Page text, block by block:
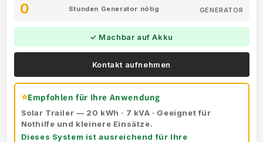
0 Stunden Generator nötig GENERATOR
✓ Machbar auf Akku
Kontakt aufnehmen
⭐Empfohlen für Ihre Anwendung
Solar Trailer — 20 kWh · 7 kVA · Geeignet für
Nothilfe und kleinere Einsätze.
Dieses System ist ausreichend für Ihre